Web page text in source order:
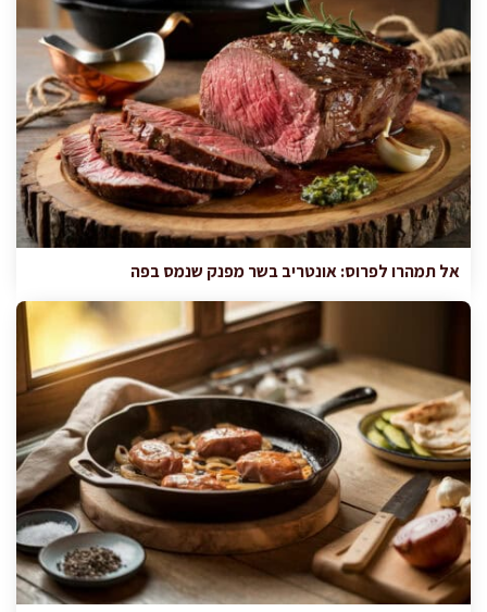
אל תמהרו לפרוס: אונטריב בשר מפנק שנמס בפה